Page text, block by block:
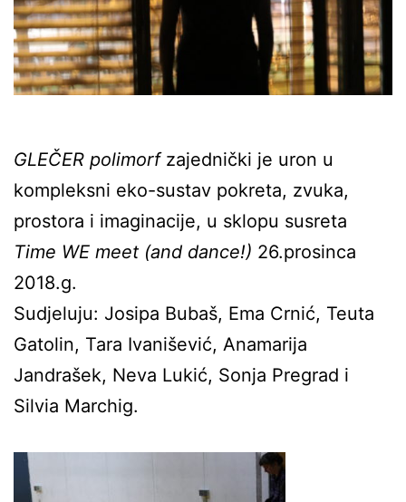
GLEČER polimorfzajednički je uron u
kompleksni eko-sustav pokreta, zvuka,
prostora i imaginacije, u sklopu susreta
Time WE meet (and dance!) 26.prosinca
2018.g.
Sudjeluju: Josipa Bubaš, Ema Crnić, Teuta
Gatolin, Tara Ivanišević, Anamarija
Jandrašek, Neva Lukić, Sonja Pregrad i
Silvia Marchig.